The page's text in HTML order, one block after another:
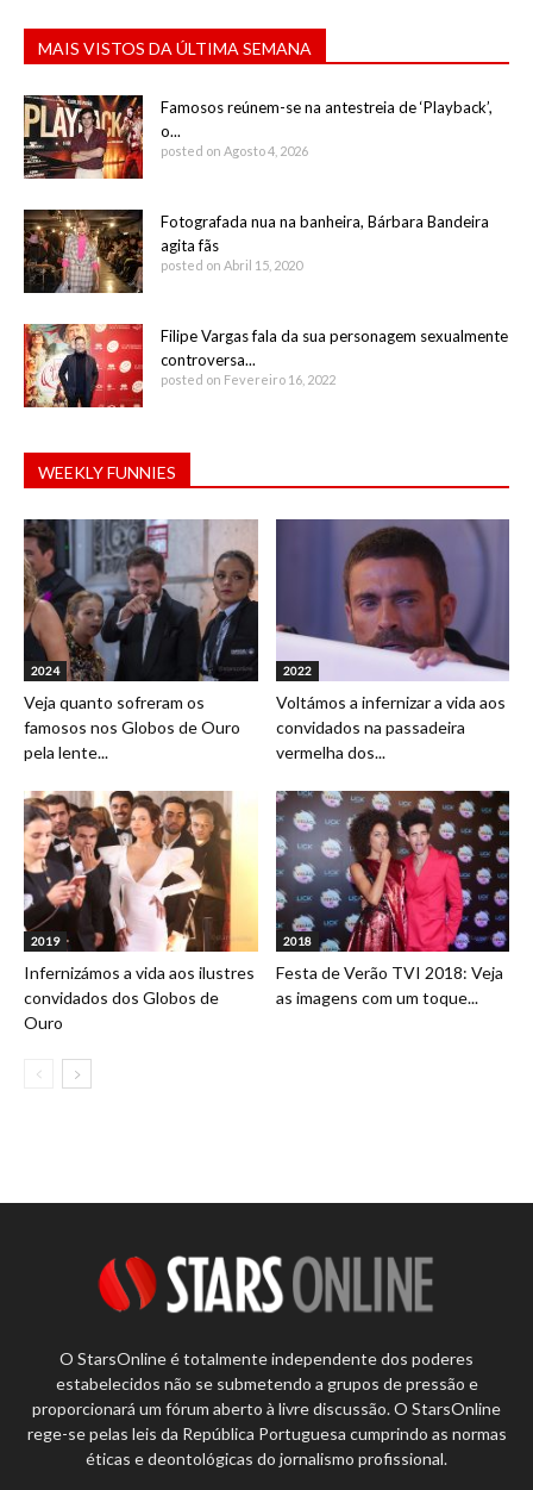
MAIS VISTOS DA ÚLTIMA SEMANA
Famosos reúnem-se na antestreia de ‘Playback’,
o...
posted on Agosto 4, 2026
Fotografada nua na banheira, Bárbara Bandeira
agita fãs
posted on Abril 15, 2020
Filipe Vargas fala da sua personagem sexualmente
controversa...
posted on Fevereiro 16, 2022
WEEKLY FUNNIES
2024
Veja quanto sofreram os
famosos nos Globos de Ouro
pela lente...
2022
Voltámos a infernizar a vida aos
convidados na passadeira
vermelha dos...
2019
Infernizámos a vida aos ilustres
convidados dos Globos de
Ouro
2018
Festa de Verão TVI 2018: Veja
as imagens com um toque...
O StarsOnline é totalmente independente dos poderes
estabelecidos não se submetendo a grupos de pressão e
proporcionará um fórum aberto à livre discussão. O StarsOnline
rege-se pelas leis da República Portuguesa cumprindo as normas
éticas e deontológicas do jornalismo profissional.